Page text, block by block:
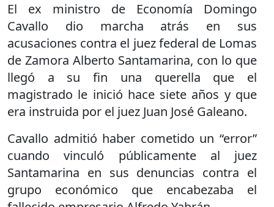
El ex ministro de Economía Domingo
Cavallo dio marcha atrás en sus
acusaciones contra el juez federal de Lomas
de Zamora Alberto Santamarina, con lo que
llegó a su fin una querella que el
magistrado le inició hace siete años y que
era instruida por el juez Juan José Galeano.
Cavallo admitió haber cometido un “error”
cuando vinculó públicamente al juez
Santamarina en sus denuncias contra el
grupo económico que encabezaba el